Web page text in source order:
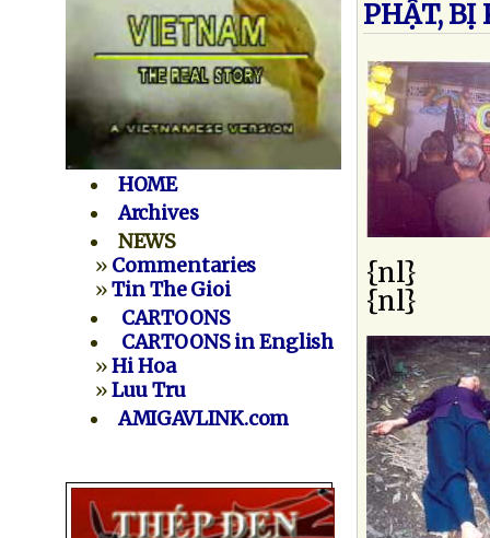
HOME
Archives
NEWS
» Commentaries
»Tin The Gioi
CARTOONS
CARTOONS in English
»Hi Hoa
»Luu Tru
AMIGAVLINK.com
PHẬT, BỊ
{nl}
{nl}